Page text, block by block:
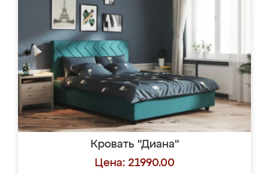
Кровать "Диана"
Цена: 21990.00